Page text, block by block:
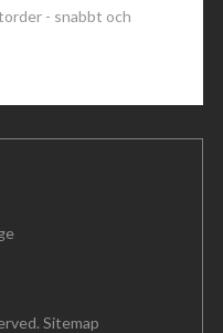
- snabbt och
Sitemap